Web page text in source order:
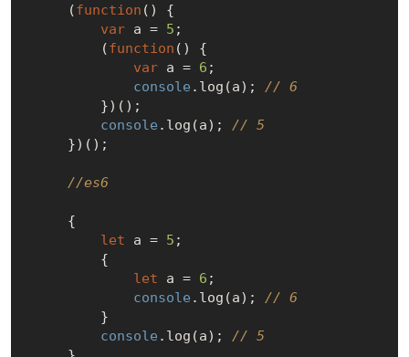
     (
function ( ) {
var a = 5 ;
         (
function ( ) {
var a = 6 ;
console .log(a); // 6
console .log(a); // 5
//es6
let a = 5 ;
let a = 6 ;
console .log(a); // 6
console .log(a); // 5